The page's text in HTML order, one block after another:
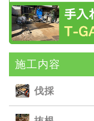
施⼯内容
伐採